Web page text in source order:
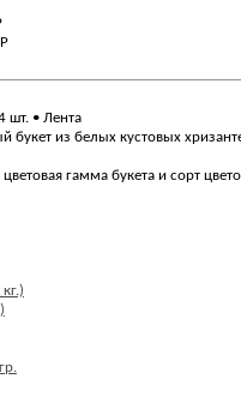
шт. • Лента
букет из белых кустовых
гамма букета и сорт